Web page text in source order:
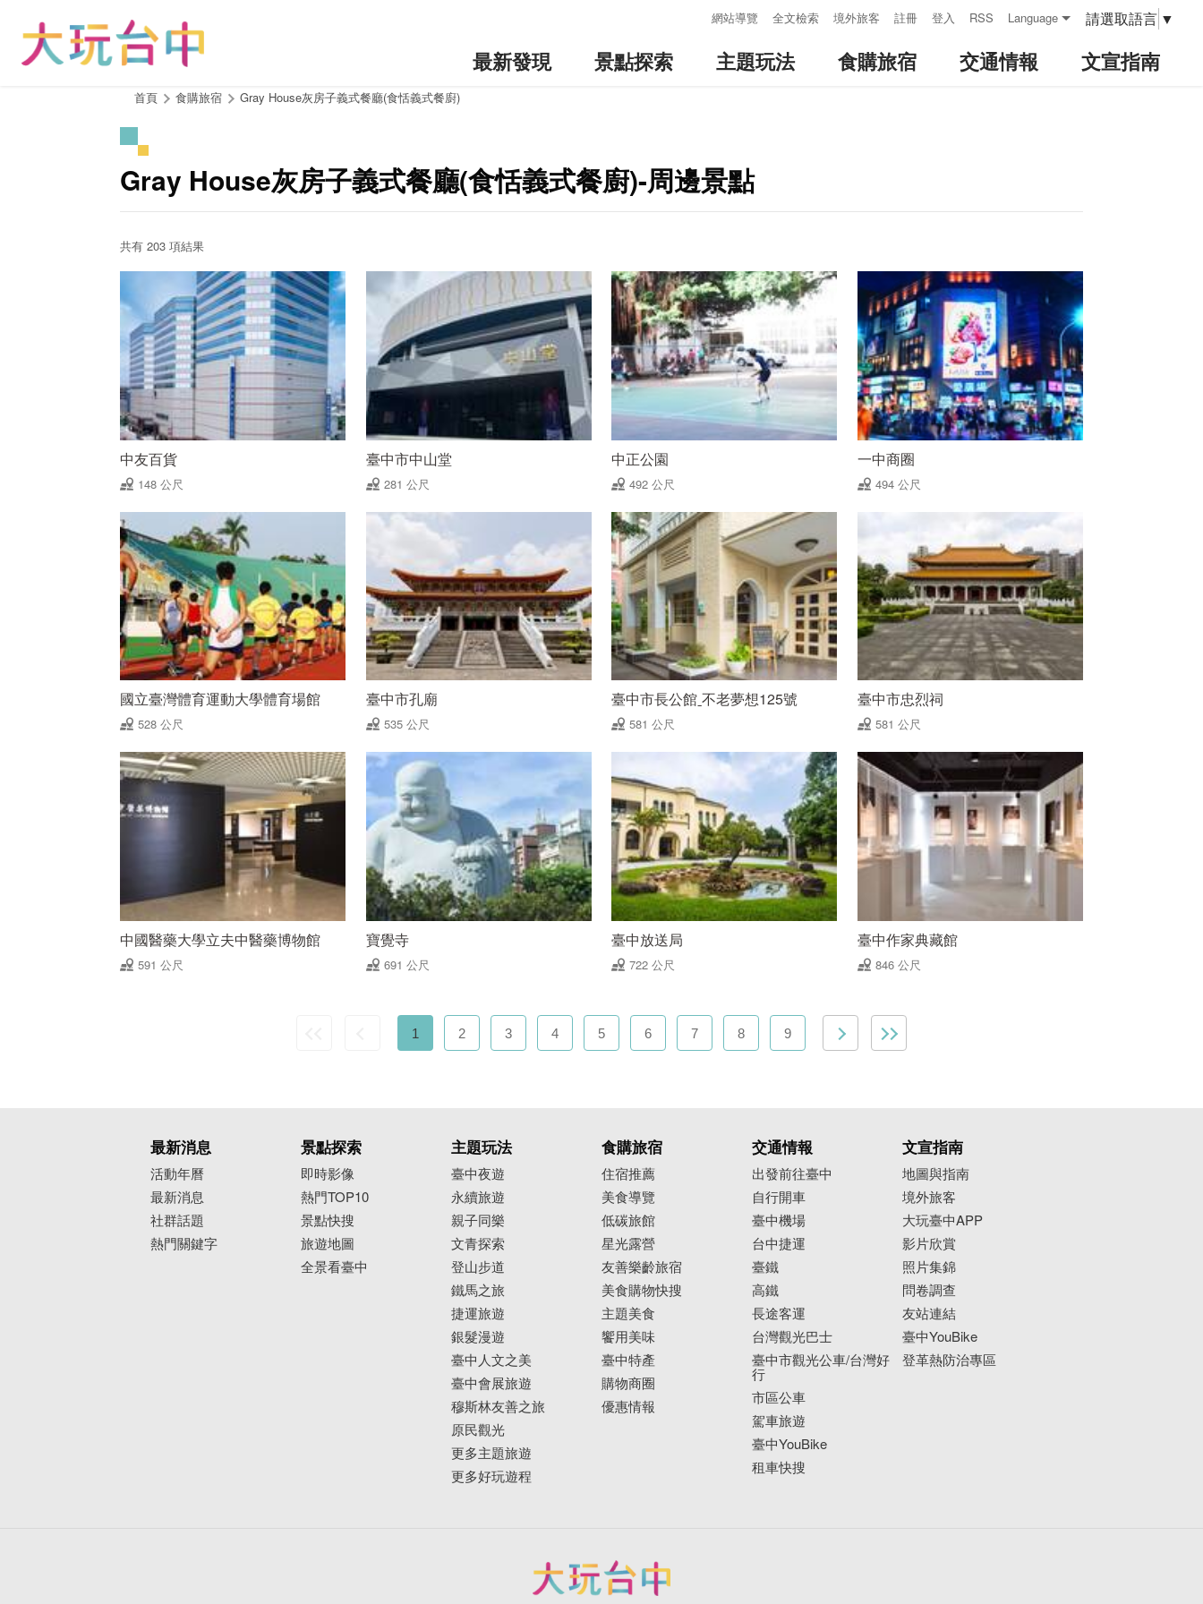
網站導覽 全文檢索 境外旅客 註冊 登入 RSS Language 請選取語言 ▼
最新發現 景點探索 主題玩法 食購旅宿 交通情報 文宣指南
首頁 食購旅宿 Gray House灰房子義式餐廳(食恬義式餐廚)
Gray House灰房子義式餐廳(食恬義式餐廚)-周邊景點
共有 203 項結果
中友百貨
148 公尺
臺中市中山堂
281 公尺
中正公園
492 公尺
一中商圈
494 公尺
國立臺灣體育運動大學體育場館
528 公尺
臺中市孔廟
535 公尺
臺中市長公館ˍ不老夢想125號
581 公尺
臺中市忠烈祠
581 公尺
中國醫藥大學立夫中醫藥博物館
591 公尺
寶覺寺
691 公尺
臺中放送局
722 公尺
臺中作家典藏館
846 公尺
1 2 3 4 5 6 7 8 9
最新消息
活動年曆
最新消息
社群話題
熱門關鍵字
景點探索
即時影像
熱門TOP10
景點快搜
旅遊地圖
全景看臺中
主題玩法
臺中夜遊
永續旅遊
親子同樂
文青探索
登山步道
鐵馬之旅
捷運旅遊
銀髮漫遊
臺中人文之美
臺中會展旅遊
穆斯林友善之旅
原民觀光
更多主題旅遊
更多好玩遊程
食購旅宿
住宿推薦
美食導覽
低碳旅館
星光露營
友善樂齡旅宿
美食購物快搜
主題美食
饗用美味
臺中特產
購物商圈
優惠情報
交通情報
出發前往臺中
自行開車
臺中機場
台中捷運
臺鐵
高鐵
長途客運
台灣觀光巴士
臺中市觀光公車/台灣好
行
市區公車
駕車旅遊
臺中YouBike
租車快搜
文宣指南
地圖與指南
境外旅客
大玩臺中APP
影片欣賞
照片集錦
問卷調查
友站連結
臺中YouBike
登革熱防治專區